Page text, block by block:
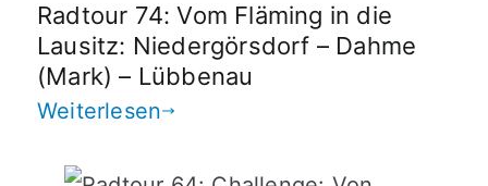
Radtour 74: Vom Fläming in die
Lausitz: Niedergörsdorf – Dahme
(Mark) – Lübbenau
Weiterlesen